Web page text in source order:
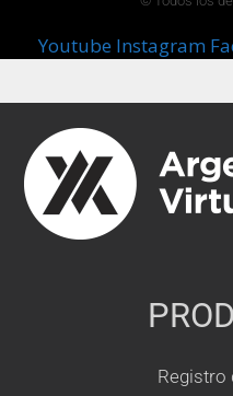
Youtube Instagram
Registro